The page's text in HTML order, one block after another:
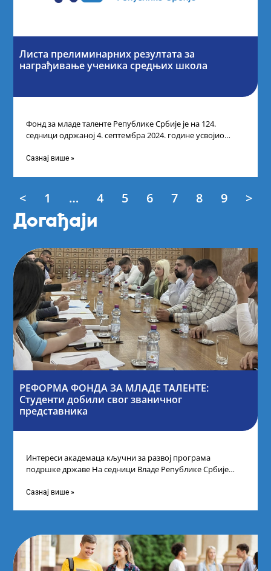
Листа прелиминарних резултата за
награђивање ученика средњих школа
Фонд за младе таленте Републике Србије је на 124.
седници одржаној 4. септембра 2024. године усвојио
Сазнај више »
< 1 … 4 5 6 7 8 9 >
Догађаји
РЕФОРМА ФОНДА ЗА МЛАДЕ ТАЛЕНТЕ:
Студенти добили свог званичног
представника
Интереси академаца кључни за развој програма
подршке државе На седници Владе Републике Србије
Сазнај више »